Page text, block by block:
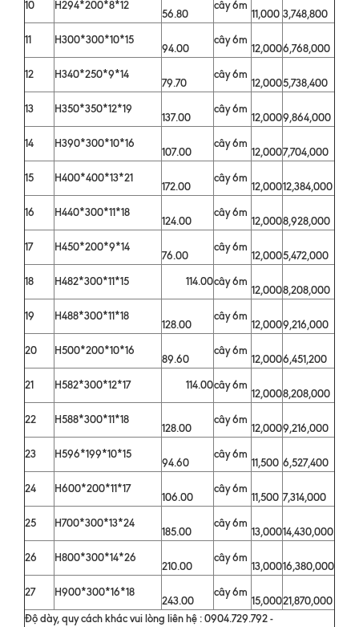
10 H294*200*8*12
56.80
cây 6m
11,000 3,748,800
11
H300*300*10*15
94.00
cây 6m
12,0006,768,000
12
H340*250*9*14
79.70
cây 6m
12,0005,738,400
13
H350*350*12*19
137.00
cây 6m
12,0009,864,000
14
H390*300*10*16
107.00
cây 6m
12,0007,704,000
15
H400*400*13*21
172.00
cây 6m
12,00012,384,000
16
H440*300*11*18
124.00
cây 6m
12,0008,928,000
17
H450*200*9*14
76.00
cây 6m
12,0005,472,000
18
H482*300*11*15 114.00cây 6m
12,0008,208,000
19
H488*300*11*18
128.00
cây 6m
12,0009,216,000
20
H500*200*10*16
89.60
cây 6m
12,0006,451,200
21
H582*300*12*17 114.00cây 6m
12,0008,208,000
22
H588*300*11*18
128.00
cây 6m
12,0009,216,000
23
H596*199*10*15
94.60
cây 6m
11,500 6,527,400
24
H600*200*11*17
106.00
cây 6m
11,500 7,314,000
25
H700*300*13*24
185.00
cây 6m
13,00014,430,000
26
H800*300*14*26
210.00
cây 6m
13,00016,380,000
27
H900*300*16*18
243.00
cây 6m
15,00021,870,000
Độ dày, quy cách khác vui lòng liên hệ : 0904.729.792 -